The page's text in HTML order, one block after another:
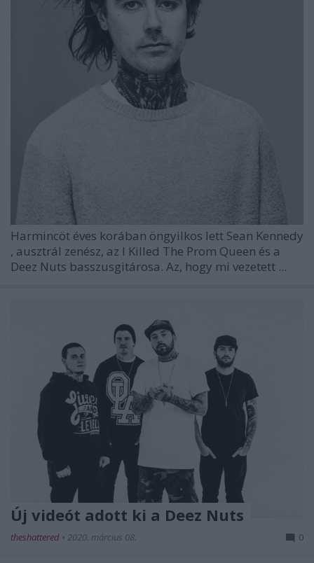
Harmincöt éves korában öngyilkos lett Sean Kennedy
, ausztrál zenész, az I Killed The Prom Queen és a
Deez Nuts basszusgitárosa. Az, hogy mi vezetett ...
Új videót adott ki a Deez Nuts
theshattered • 2020. március 08. 0